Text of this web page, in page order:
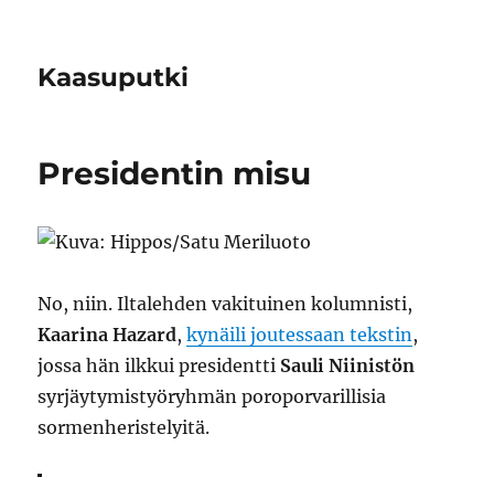
Kaasuputki
Presidentin misu
No, niin. Iltalehden vakituinen kolumnisti,
Kaarina Hazard,kynäili joutessaan tekstin ,
jossa hän ilkkui presidentti Sauli Niinistön
syrjäytymistyöryhmän poroporvarillisia
sormenheristelyitä.